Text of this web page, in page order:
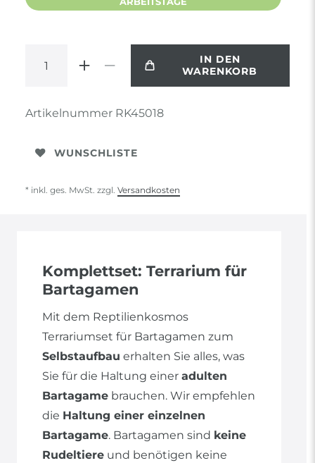
IN DEN
WARENKORB
Artikelnummer RK45018
WUNSCHLISTE
* inkl. ges. MwSt. zzgl. Versandkosten
Komplettset: Terrarium für
Bartagamen
Mit dem Reptilienkosmos
Terrariumset für Bartagamen zum
Selbstaufbau erhalten Sie alles, was
Sie für die Haltung einer adulten
Bartagame brauchen. Wir empfehlen
die Haltung einer einzelnen
Bartagame. Bartagamen sind keine
Rudeltiere und benötigen keine